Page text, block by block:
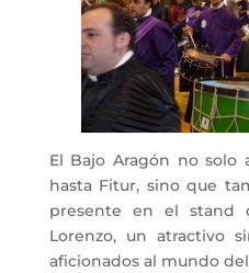
El Bajo Aragón no solo
hasta Fitur, sino que
presente en el stand
Lorenzo, un atractivo
aficionados al mundo